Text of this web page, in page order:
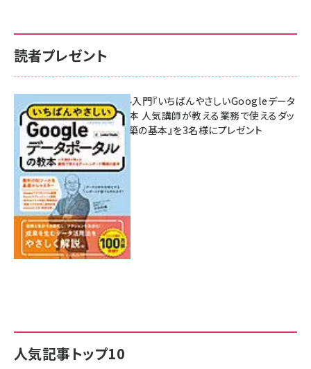
人気記事トップ10
読者プレゼント
無料BIツール入門『いちばんやさしいGoogleデータ
ポータルの教本 人気講師が教える業務で使えるダッ
シュボード構築の基本』を3名様にプレゼント
7月31日 10:00